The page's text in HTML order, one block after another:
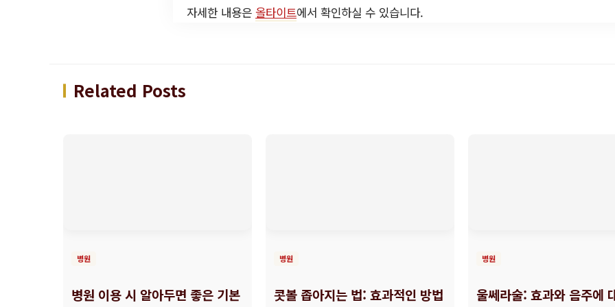
자세한 내용은 올타이트에서 확인하실 수 있습니다.
Related Posts
병원
병원 이용 시 알아두면 좋은 기본
병원
콧볼 좁아지는 법: 효과적인 방법
병원
울쎄라술: 효과와 음주에